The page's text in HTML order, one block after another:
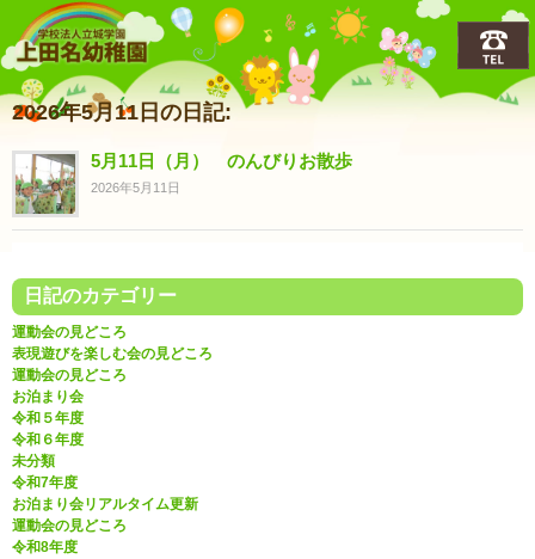
上田名(うえだな)幼稚園
2026年5月11日の日記:
5月11日（月） のんびりお散歩
2026年5月11日
日記のカテゴリー
運動会の見どころ
表現遊びを楽しむ会の見どころ
運動会の見どころ
お泊まり会
令和５年度
令和６年度
未分類
令和7年度
お泊まり会リアルタイム更新
運動会の見どころ
令和8年度